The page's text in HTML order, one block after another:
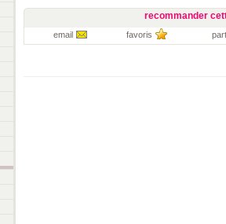
recommander
email favoris